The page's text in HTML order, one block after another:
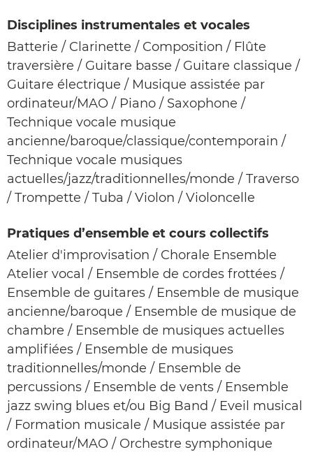
Disciplines instrumentales et vocales
Batterie / Clarinette / Composition / Flûte
traversière / Guitare basse / Guitare classique /
Guitare électrique / Musique assistée par
ordinateur/MAO / Piano / Saxophone /
Technique vocale musique
ancienne/baroque/classique/contemporain /
Technique vocale musiques
actuelles/jazz/traditionnelles/monde / Traverso
/ Trompette / Tuba / Violon / Violoncelle
Pratiques d’ensemble et cours collectifs
Atelier d'improvisation / Chorale Ensemble
Atelier vocal / Ensemble de cordes frottées /
Ensemble de guitares / Ensemble de musique
ancienne/baroque / Ensemble de musique de
chambre / Ensemble de musiques actuelles
amplifiées / Ensemble de musiques
traditionnelles/monde / Ensemble de
percussions / Ensemble de vents / Ensemble
jazz swing blues et/ou Big Band / Eveil musical
/ Formation musicale / Musique assistée par
ordinateur/MAO / Orchestre symphonique